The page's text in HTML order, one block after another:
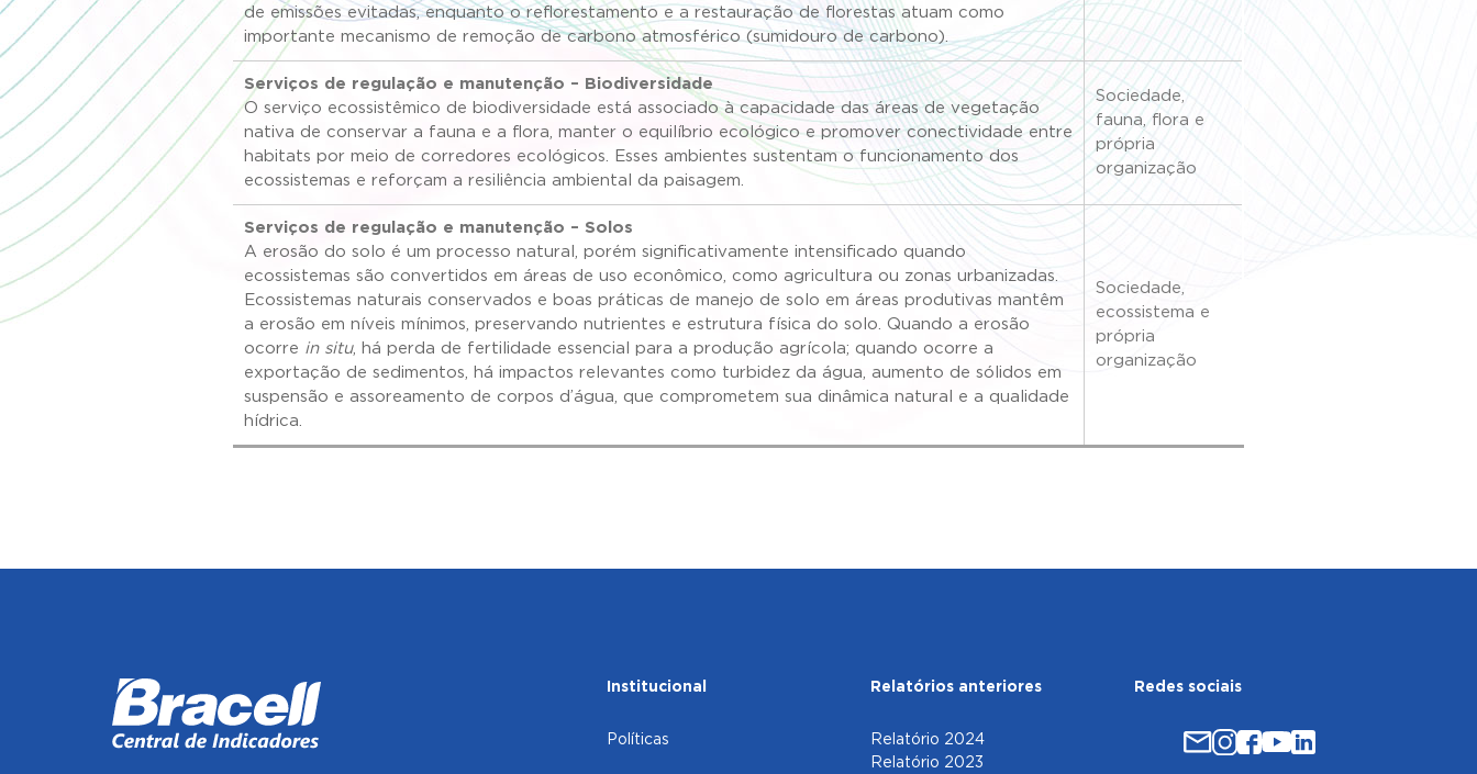
de emissões evitadas, enquanto o reflorestamento e a restauração de florestas atuam como
importante mecanismo de remoção de carbono atmosférico (sumidouro de carbono).
Serviços de regulação e manutenção – Biodiversidade
O serviço ecossistêmico de biodiversidade está associado à capacidade das áreas de vegetação
nativa de conservar a fauna e a flora, manter o equilíbrio ecológico e promover conectividade entre
habitats por meio de corredores ecológicos. Esses ambientes sustentam o funcionamento dos
ecossistemas e reforçam a resiliência ambiental da paisagem.
Sociedade,
fauna, flora e
própria
organização
Serviços de regulação e manutenção – Solos
A erosão do solo é um processo natural, porém significativamente intensificado quando
ecossistemas são convertidos em áreas de uso econômico, como agricultura ou zonas urbanizadas.
Ecossistemas naturais conservados e boas práticas de manejo de solo em áreas produtivas mantêm
a erosão em níveis mínimos, preservando nutrientes e estrutura física do solo. Quando a erosão
ocorre in situ, há perda de fertilidade essencial para a produção agrícola; quando ocorre a
exportação de sedimentos, há impactos relevantes como turbidez da água, aumento de sólidos em
suspensão e assoreamento de corpos d’água, que comprometem sua dinâmica natural e a qualidade
hídrica.
Sociedade,
ecossistema e
própria
organização
Institucional
Políticas
Relatórios anteriores
Relatório 2024
Relatório 2023
Redes sociais